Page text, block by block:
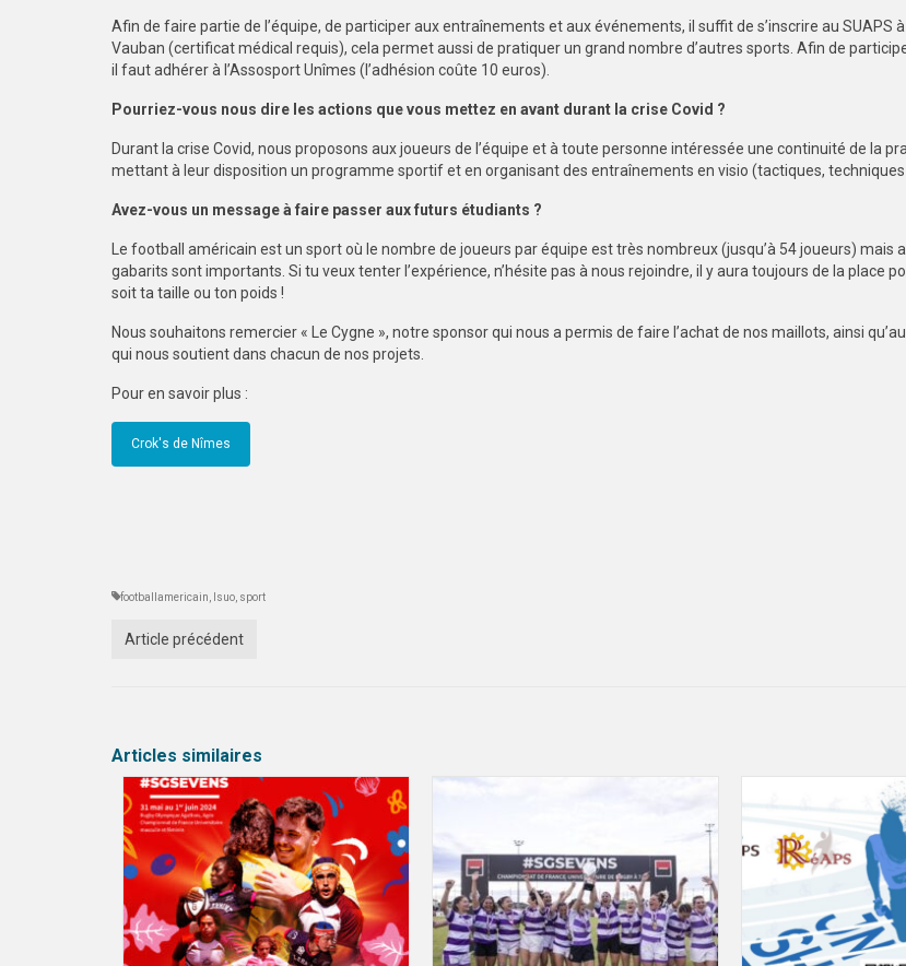
Afin de faire partie de l’équipe, de participer aux entraînements et aux événements, il suffit de s’inscrire au SUAPS à
Vauban (certificat médical requis), cela permet aussi de pratiquer un grand nombre d’autres sports. Afin de
il faut adhérer à l’Assosport Unîmes (l’adhésion coûte 10 euros).
Pourriez-vous nous dire les actions que vous mettez en avant durant la crise Covid ?
Durant la crise Covid, nous proposons aux joueurs de l’équipe et à toute personne intéressée une continuité de la
mettant à leur disposition un programme sportif et en organisant des entraînements en visio (tactiques,
Avez-vous un message à faire passer aux futurs étudiants ?
Le football américain est un sport où le nombre de joueurs par équipe est très nombreux (jusqu’à 54 joueurs) mais
gabarits sont importants. Si tu veux tenter l’expérience, n’hésite pas à nous rejoindre, il y aura toujours de la place
soit ta taille ou ton poids !
Nous souhaitons remercier « Le Cygne », notre sponsor qui nous a permis de faire l’achat de nos maillots, ainsi
qui nous soutient dans chacun de nos projets.
Pour en savoir plus :
Crok's de Nîmes
footballamericain lsuo sport
Article précédent
Articles similaires